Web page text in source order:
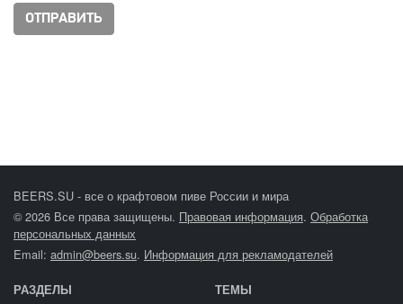
BEERS.SU - все о крафтовом пиве России и мира
© 2026 Все права защищены. Правовая информация. Обработка
персональных данных
Email: admin@beers.su. Информация для рекламодателей
РАЗДЕЛЫ ТЕМЫ